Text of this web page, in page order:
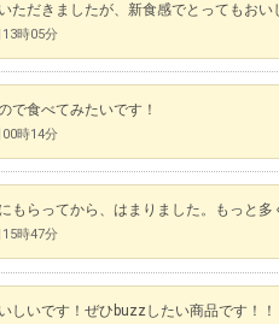
ただきましたが、新食感でとってもおい
時05分
で食べてみたいです！
時14分
もらってから、はまりました。もっと
時47分
しいです！ぜひbuzzしたい商品です！！